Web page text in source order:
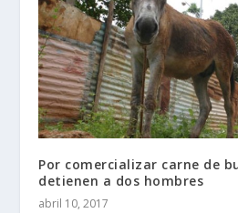
Por comercializar carne de
detienen a dos hombres
abril 10, 2017